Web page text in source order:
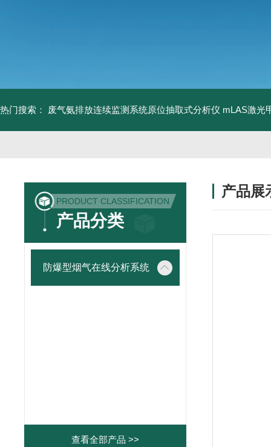
热门搜索： 废气氨排放连续监测系统原位抽取式分析仪 mLAS激光
PRODUCT CLASSIFICATION
产品分类
防爆型烟气在线分析系统
查看全部产品 >>
产品展